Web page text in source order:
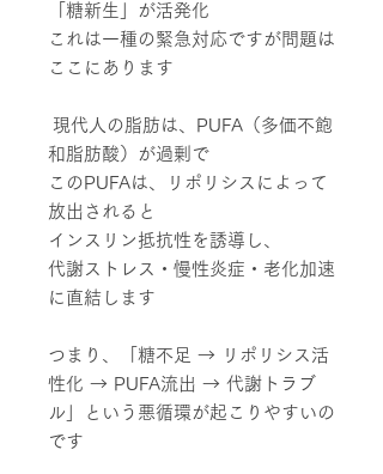
「糖新生」が活発化
これは一種の緊急対応ですが問題は
ここにあります
現代人の脂肪は、PUFA（多価不飽
和脂肪酸）が過剰で
このPUFAは、リポリシスによって
放出されると
インスリン抵抗性を誘導し、
代謝ストレス・慢性炎症・老化加速
に直結します
つまり、「糖不足 → リポリシス活
性化 → PUFA流出 → 代謝トラブ
ル」という悪循環が起こりやすいの
です